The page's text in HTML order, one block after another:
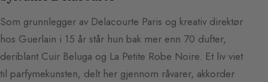
Som grunnlegger av Delacourte Paris og kreativ direktør
hos Guerlain i 15 år står hun bak mer enn 70 dufter,
deriblant Cuir Beluga og La Petite Robe Noire. Et liv viet
til parfymekunsten, delt her gjennom råvarer, akkorder